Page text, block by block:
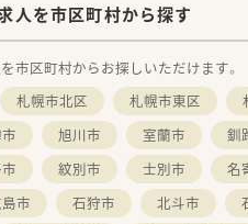
人を市区町村から探す
市区町村からお探しいただけます。
札幌市北区 札幌市東区
旭川市 室蘭市 釧
紋別市 士別市 名
市 石狩市 北斗市